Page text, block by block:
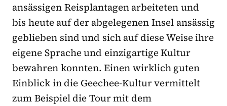
ansässigen Reisplantagen arbeiteten und
bis heute auf der abgelegenen Insel ansässig
geblieben sind und sich auf diese Weise ihre
eigene Sprache und einzigartige Kultur
bewahren konnten. Einen wirklich guten
Einblick in die Geechee-Kultur vermittelt
zum Beispiel die Tour mit dem